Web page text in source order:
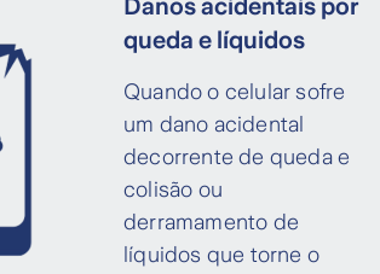
Danos acidentais por
queda e líquidos
Quando o celular sofre
um dano acidental
decorrente de queda e
colisão ou
derramamento de
líquidos que torne o